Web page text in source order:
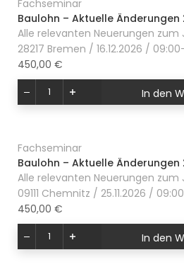
Fachseminar
Baulohn – Aktuelle Änderungen
Alle relevanten Neuerungen zum
28217 Bremen / 16.12.2026 /
450,00 €
In den
Fachseminar
Baulohn – Aktuelle Änderungen
Alle relevanten Neuerungen zum
09111 Chemnitz / 25.11.2026 /
450,00 €
In den